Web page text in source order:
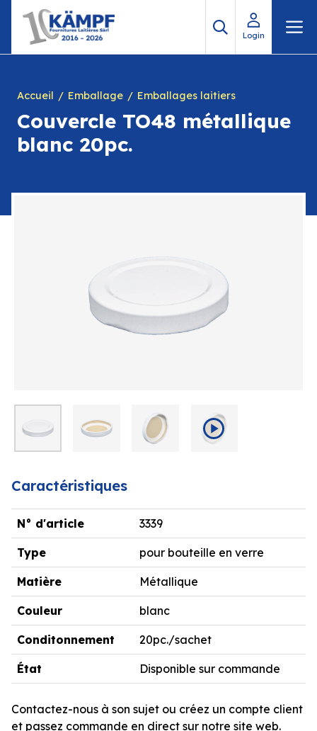
contenu
Login
Accueil Emballage Emballages laitiers
Couvercle TO48 métallique
blanc 20pc.
Caractéristiques
N° d'article 3339
Type pour bouteille en verre
Matière Métallique
Couleur blanc
Conditonnement 20pc./sachet
État Disponible sur commande
Contactez-nous à son sujet ou créez un compte client
et passez commande en direct sur notre site web.